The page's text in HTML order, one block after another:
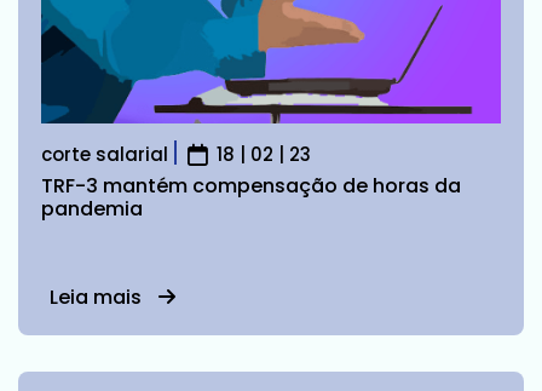
corte salarial 18 | 02 | 23
TRF-3 mantém compensação de horas da
pandemia
Leia mais